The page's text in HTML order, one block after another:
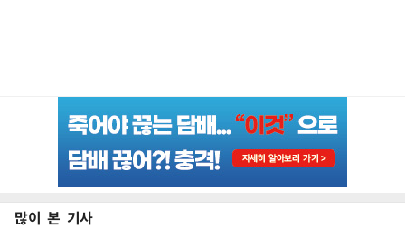
많이 본 기사